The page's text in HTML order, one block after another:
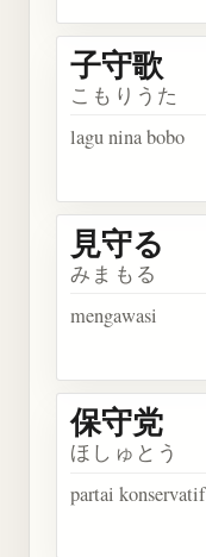
子守歌
こもりうた
lagu nina bobo
見守る
みまもる
mengawasi
保守党
ほしゅとう
partai konservatif